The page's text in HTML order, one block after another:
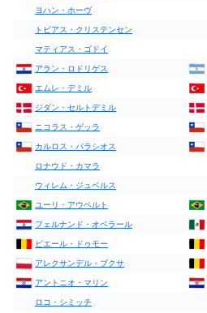
ヨハン・ホーヴ
トビアス・クリステンセン
マティアス・ゴドイ
アラン・ロドリゲス
エムレ・デミル
ジダン・セルトデミル
ニコラス・ゲッラ
カルロス・パラシオス
ロナウド・カマラ
ウィレム・ジュベルス
ユーリ・アウベルト
フェルナンド・オベラール
ピエール・ドゥモー
アレクサンデル・ブクサ
アントニオ・マリン
ロコ・シミッチ